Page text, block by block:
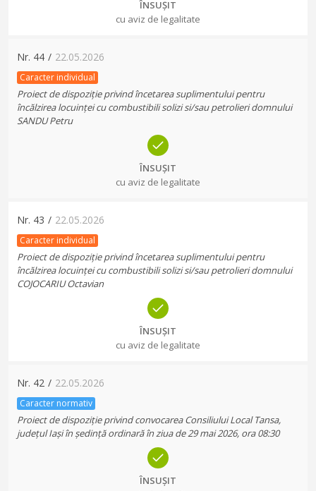
ÎNSUȘIT
cu aviz de legalitate
Nr. 44 / 22.05.2026
Caracter individual
Proiect de dispoziție privind încetarea suplimentului pentru
încălzirea locuinței cu combustibili solizi si/sau petrolieri domnului
SANDU Petru
ÎNSUȘIT
cu aviz de legalitate
Nr. 43 / 22.05.2026
Caracter individual
Proiect de dispoziție privind încetarea suplimentului pentru
încălzirea locuinței cu combustibili solizi si/sau petrolieri domnului
COJOCARIU Octavian
ÎNSUȘIT
cu aviz de legalitate
Nr. 42 / 22.05.2026
Caracter normativ
Proiect de dispoziție privind convocarea Consiliului Local Tansa,
județul Iași în ședință ordinară în ziua de 29 mai 2026, ora 08:30
ÎNSUȘIT